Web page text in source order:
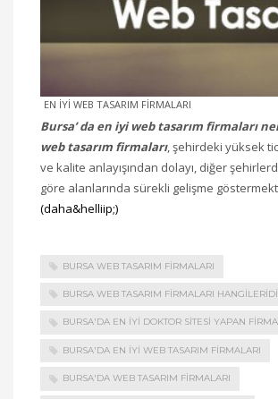
EN İYİ WEB TASARIM FİRMALARI
Bursa’ da en iyi web tasarım firmaları
web tasarım firmaları, şehirdeki yüksek
ve kalite anlayışından dolayı, diğer
göre alanlarında sürekli gelişme
(daha&helliip;)
BURSA WEB TASARIM FIRMALARI
BURSA WEB TASARIM FIRMALARI
BURSA'DA EN IYI DOKTOR SITESI YAPAN
BURSA'DA EN IYI WEB TASARIM FIRMALARI
BURSA'DA WEB TASARIM FIRMALARI